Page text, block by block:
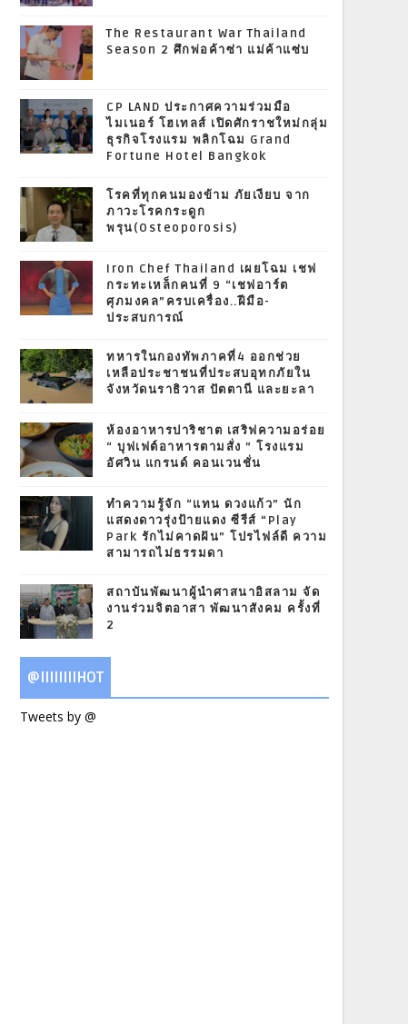
The Restaurant War Thailand
Season 2 ศึกพ่อค้าซ่า แม่ค้าแซ่บ
CP LAND ประกาศความร่วมมือ
ไมเนอร์ โฮเทลส์ เปิดศักราชใหม่กลุ่ม
ธุรกิจโรงแรม พลิกโฉม Grand
Fortune Hotel Bangkok
โรคที่ทุกคนมองข้าม ภัยเงียบ จาก
ภาวะโรคกระดูก
พรุน(Osteoporosis)
Iron Chef Thailand เผยโฉม เชฟ
กระทะเหล็กคนที่ 9 “เชฟอาร์ต
ศุภมงคล”ครบเครื่อง..ฝีมือ-
ประสบการณ์
ทหารในกองทัพภาคที่4 ออกช่วย
เหลือประชาชนที่ประสบอุทกภัยใน
จังหวัดนราธิวาส ปัตตานี และยะลา
ห้องอาหารปาริชาต เสริฟความอร่อย
“ บุฟเฟต์อาหารตามสั่ง ” โรงแรม
อัศวิน แกรนด์ คอนเวนชั่น
ทำความรู้จัก “แทน ดวงแก้ว” นัก
แสดงดาวรุ่งป้ายแดง ซีรีส์ “Play
Park รักไม่คาดฝัน” โปรไฟล์ดี ความ
สามารถไม่ธรรมดา
สถาบันพัฒนาผู้นำศาสนาอิสลาม จัด
งานร่วมจิตอาสา พัฒนาสังคม ครั้งที่
2
@IIIIIIIIHOT
Tweets by @